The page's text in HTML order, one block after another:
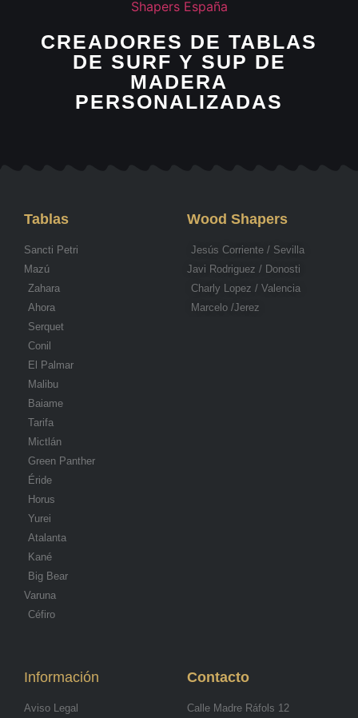
CREADORES DE TABLAS
DE SURF Y SUP DE
MADERA
PERSONALIZADAS
Tablas
Sancti Petri
Mazú
Zahara
Ahora
Serquet
Conil
El Palmar
Malibu
Baiame
Tarifa
Mictlán
Green Panther
Éride
Horus
Yurei
Atalanta
Kané
Big Bear
Varuna
Céfiro
Wood Shapers
Jesús Corriente / Sevilla
Javi Rodriguez / Donosti
Charly Lopez / Valencia
Marcelo /Jerez
Información
Aviso Legal
Contacto
Calle Madre Ráfols 12